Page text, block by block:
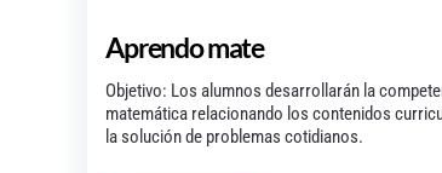
Aprendo mate
Objetivo: Los alumnos desarrollarán la
matemática relacionando los contenidos
la solución de problemas cotidianos.